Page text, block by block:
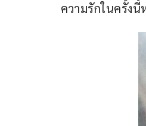
ความรักในครั้ง